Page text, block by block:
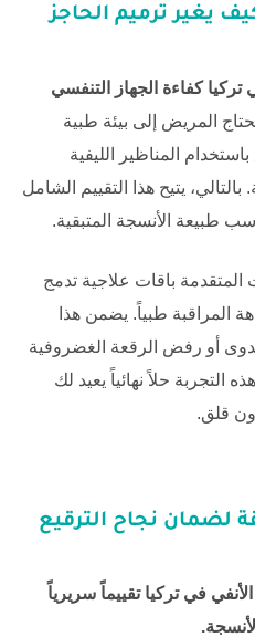
يغير ترميم الحاجز
كفاءة الجهاز التنفسي
المريض إلى بيئة طبية
المناظير الليفية
يتيح هذا التقييم الشامل
طبيعة الأنسجة المتبقية.
المتقدمة باقات علاجية تدمج
المراقبة طبياً. يضمن هذا
أو رفض الرقعة الغضروفية
التجربة حلاً نهائياً يعيد لك
قلق.
لضمان نجاح الترقيع
في تركيا تقييماً سريرياً